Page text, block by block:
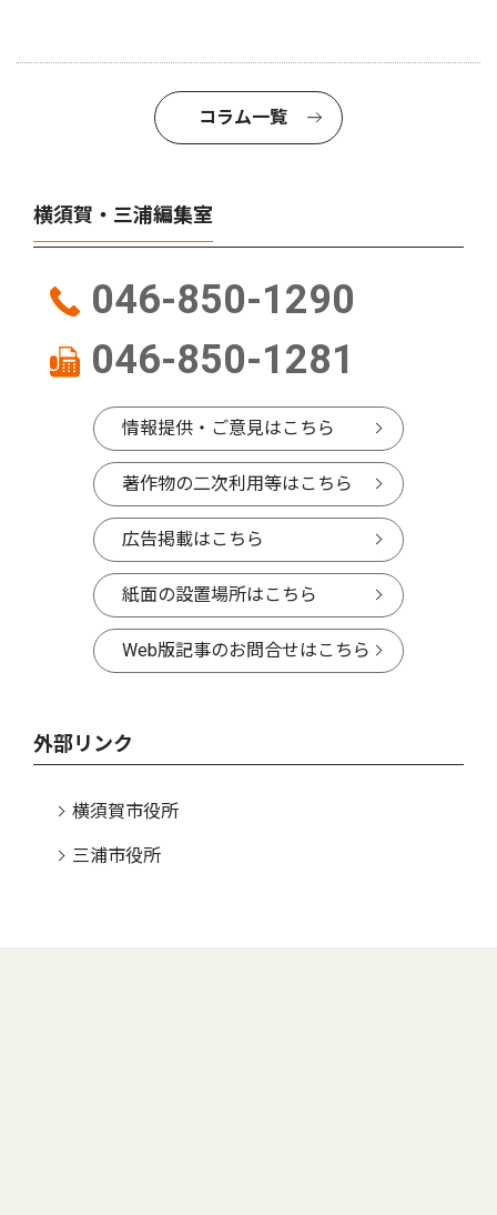
コラム一覧
横須賀・三浦編集室
046-850-1290
046-850-1281
情報提供・ご意見はこちら
著作物の二次利用等はこちら
広告掲載はこちら
紙面の設置場所はこちら
Web版記事のお問合せはこちら
外部リンク
横須賀市役所
三浦市役所